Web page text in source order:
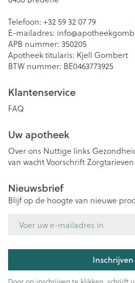
Telefoon: +32 59 32 07 79
E-mailadres: info@
APB nummer: 350205
Apotheek titularis: Kjell Gombert
BTW nummer: BE0463773925
Klantenservice
FAQ
Uw apotheek
Over ons Nuttige links
van wachtVoorschriftZorgtarieven
Nieuwsbrief
Blijf op de hoogte van nieuwe
Inschrijven